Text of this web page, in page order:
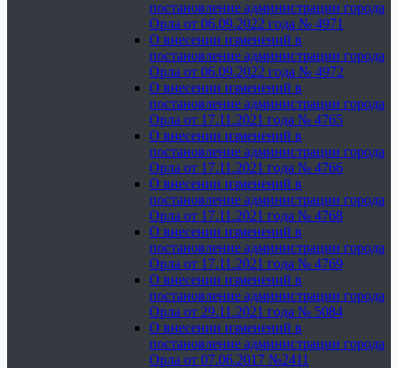
постановление администрации города
Орла от 06.09.2022 года № 4971
О внесении изменений в
постановление администрации города
Орла от 06.09.2022 года № 4972
О внесении изменений в
постановление администрации города
Орла от 17.11.2021 года № 4765
О внесении изменений в
постановление администрации города
Орла от 17.11.2021 года № 4766
О внесении изменений в
постановление администрации города
Орла от 17.11.2021 года № 4768
О внесении изменений в
постановление администрации города
Орла от 17.11.2021 года № 4769
О внесении изменений в
постановление администрации города
Орла от 29.11.2021 года № 5084
О внесении изменений в
постановление администрации города
Орла от 07.06.2017 №2411